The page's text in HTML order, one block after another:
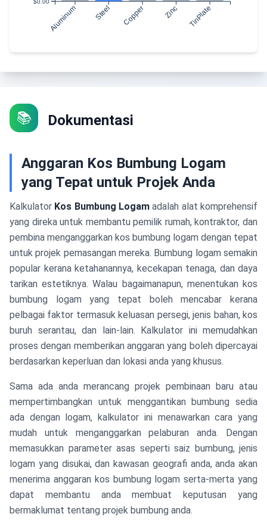
Aluminum Steel Copper Zinc TinPlate
📚 Dokumentasi
Anggaran Kos Bumbung Logam
yang Tepat untuk Projek Anda
Kalkulator Kos Bumbung Logam adalah alat komprehensif
yang direka untuk membantu pemilik rumah, kontraktor, dan
pembina menganggarkan kos bumbung logam dengan tepat
untuk projek pemasangan mereka. Bumbung logam semakin
popular kerana ketahanannya, kecekapan tenaga, dan daya
tarikan estetiknya. Walau bagaimanapun, menentukan kos
bumbung logam yang tepat boleh mencabar kerana
pelbagai faktor termasuk keluasan persegi, jenis bahan, kos
buruh serantau, dan lain-lain. Kalkulator ini memudahkan
proses dengan memberikan anggaran yang boleh dipercayai
berdasarkan keperluan dan lokasi anda yang khusus.
Sama ada anda merancang projek pembinaan baru atau
mempertimbangkan untuk menggantikan bumbung sedia
ada dengan logam, kalkulator ini menawarkan cara yang
mudah untuk menganggarkan pelaburan anda. Dengan
memasukkan parameter asas seperti saiz bumbung, jenis
logam yang disukai, dan kawasan geografi anda, anda akan
menerima anggaran kos bumbung logam serta-merta yang
dapat membantu anda membuat keputusan yang
bermaklumat tentang projek bumbung anda.